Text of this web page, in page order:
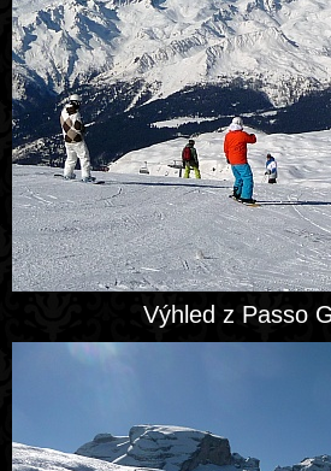
Výhled z Passo